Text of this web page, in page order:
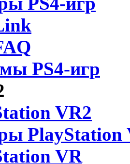
PS4-игр
VR2
PlayStation
VR